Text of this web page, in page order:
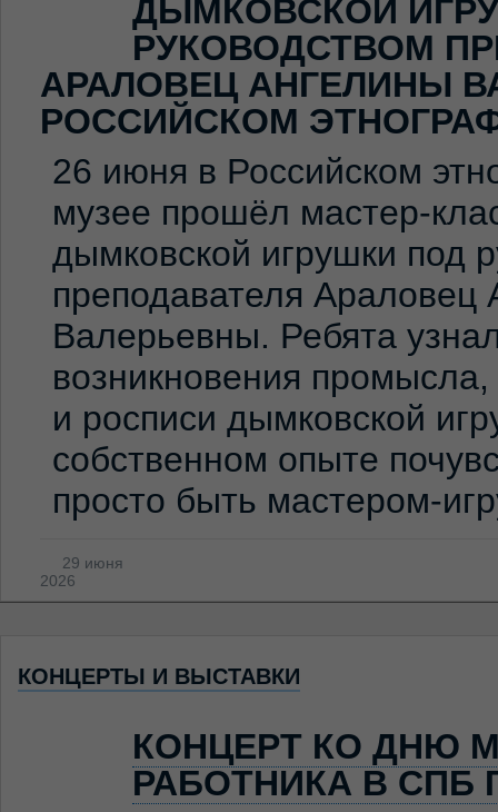
ДЫМКОВСКОЙ
РУКОВОДСТВОМ
АРАЛОВЕЦ АНГЕЛИНЫ
РОССИЙСКОМ
26 июня в Российском
музее прошёл мастер-
дымковской игрушки под
преподавателя Араловец
Валерьевны. Ребята
возникновения
и росписи дымковской
собственном опыте
просто быть мастером-
29 июня
2026
КОНЦЕРТЫ И ВЫСТАВКИ
КОНЦЕРТ КО ДНЮ
РАБОТНИКА В СПБ